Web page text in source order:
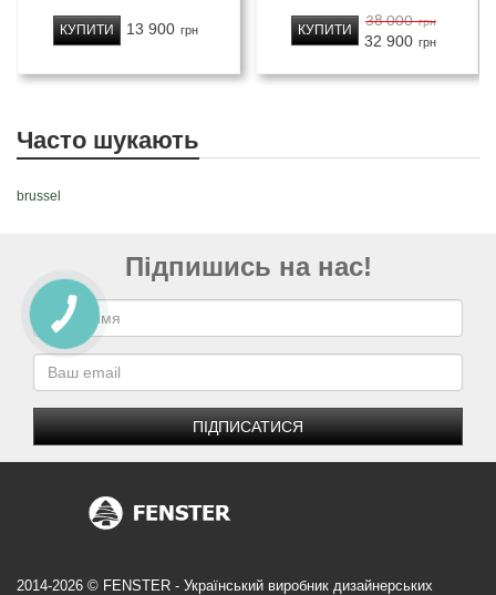
13 900 грн
КУПИТИ
38 000 грн
32 900 грн
КУПИТИ
Часто шукають
brussel
Підпишись на нас!
ПІДПИСАТИСЯ
2014-2026 © FENSTER - Український виробник дизайнерських